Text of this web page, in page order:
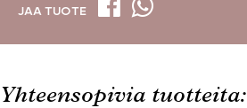
JAA TUOTE
Yhteensopivia tuotteita: